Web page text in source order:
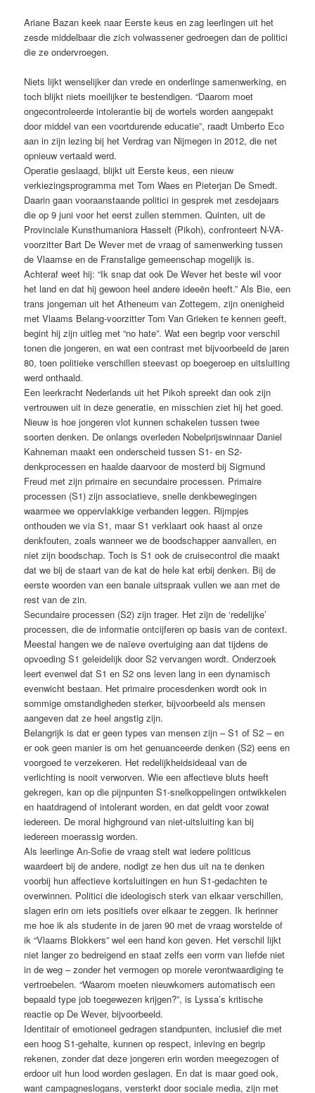
Ariane Bazan keek naar Eerste keus en zag leerlingen uit het
zesde middelbaar die zich volwassener gedroegen dan de politici
die ze ondervroegen.
Niets lijkt wenselijker dan vrede en onderlinge samenwerking, en
toch blijkt niets moeilijker te bestendigen. “Daarom moet
ongecontroleerde intolerantie bij de wortels worden aangepakt
door middel van een voortdurende educatie”, raadt Umberto Eco
aan in zijn lezing bij het Verdrag van Nijmegen in 2012, die net
opnieuw vertaald werd.
Operatie geslaagd, blijkt uit Eerste keus, een nieuw
verkiezingsprogramma met Tom Waes en Pieterjan De Smedt.
Daarin gaan vooraanstaande politici in gesprek met zesdejaars
die op 9 juni voor het eerst zullen stemmen. Quinten, uit de
Provinciale Kunsthumaniora Hasselt (Pikoh), confronteert N-VA-
voorzitter Bart De Wever met de vraag of samenwerking tussen
de Vlaamse en de Franstalige gemeenschap mogelijk is.
Achteraf weet hij: “Ik snap dat ook De Wever het beste wil voor
het land en dat hij gewoon heel andere ideeën heeft.” Als Bie, een
trans jongeman uit het Atheneum van Zottegem, zijn onenigheid
met Vlaams Belang-voorzitter Tom Van Grieken te kennen geeft,
begint hij zijn uitleg met “no hate”. Wat een begrip voor verschil
tonen die jongeren, en wat een contrast met bijvoorbeeld de jaren
80, toen politieke verschillen steevast op boegeroep en uitsluiting
werd onthaald.
Een leerkracht Nederlands uit het Pikoh spreekt dan ook zijn
vertrouwen uit in deze generatie, en misschien ziet hij het goed.
Nieuw is hoe jongeren vlot kunnen schakelen tussen twee
soorten denken. De onlangs overleden Nobelprijswinnaar Daniel
Kahneman maakt een onderscheid tussen S1- en S2-
denkprocessen en haalde daarvoor de mosterd bij Sigmund
Freud met zijn primaire en secundaire processen. Primaire
processen (S1) zijn associatieve, snelle denkbewegingen
waarmee we oppervlakkige verbanden leggen. Rijmpjes
onthouden we via S1, maar S1 verklaart ook haast al onze
denkfouten, zoals wanneer we de boodschapper aanvallen, en
niet zijn boodschap. Toch is S1 ook de cruisecontrol die maakt
dat we bij de staart van de kat de hele kat erbij denken. Bij de
eerste woorden van een banale uitspraak vullen we aan met de
rest van de zin.
Secundaire processen (S2) zijn trager. Het zijn de ‘redelijke’
processen, die de informatie ontcijferen op basis van de context.
Meestal hangen we de naïeve overtuiging aan dat tijdens de
opvoeding S1 geleidelijk door S2 vervangen wordt. Onderzoek
leert evenwel dat S1 en S2 ons leven lang in een dynamisch
evenwicht bestaan. Het primaire procesdenken wordt ook in
sommige omstandigheden sterker, bijvoorbeeld als mensen
aangeven dat ze heel angstig zijn.
Belangrijk is dat er geen types van mensen zijn – S1 of S2 – en
er ook geen manier is om het genuanceerde denken (S2) eens en
voorgoed te verzekeren. Het redelijkheidsideaal van de
verlichting is nooit verworven. Wie een affectieve bluts heeft
gekregen, kan op die pijnpunten S1-snelkoppelingen ontwikkelen
en haatdragend of intolerant worden, en dat geldt voor zowat
iedereen. De moral highground van niet-uitsluiting kan bij
iedereen moerassig worden.
Als leerlinge An-Sofie de vraag stelt wat iedere politicus
waardeert bij de andere, nodigt ze hen dus uit na te denken
voorbij hun affectieve kortsluitingen en hun S1-gedachten te
overwinnen. Politici die ideologisch sterk van elkaar verschillen,
slagen erin om iets positiefs over elkaar te zeggen. Ik herinner
me hoe ik als studente in de jaren 90 met de vraag worstelde of
ik “Vlaams Blokkers” wel een hand kon geven. Het verschil lijkt
niet langer zo bedreigend en staat zelfs een vorm van liefde niet
in de weg – zonder het vermogen op morele verontwaardiging te
vertroebelen. “Waarom moeten nieuwkomers automatisch een
bepaald type job toegewezen krijgen?”, is Lyssa’s kritische
reactie op De Wever, bijvoorbeeld.
Identitair of emotioneel gedragen standpunten, inclusief die met
een hoog S1-gehalte, kunnen op respect, inleving en begrip
rekenen, zonder dat deze jongeren erin worden meegezogen of
erdoor uit hun lood worden geslagen. En dat is maar goed ook,
want campagneslogans, versterkt door sociale media, zijn met